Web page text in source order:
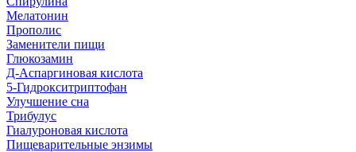
Мелатонин
Прополис
Заменители пищи
Глюкозамин
Д-Аспаргиновая кислота
5-Гидрокситриптофан
Улучшение сна
Трибулус
Гиалуроновая кислота
Пищеварительные энзимы